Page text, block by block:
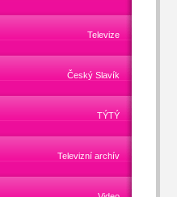
Televize
Český Slavík
TÝTÝ
Televizní archív